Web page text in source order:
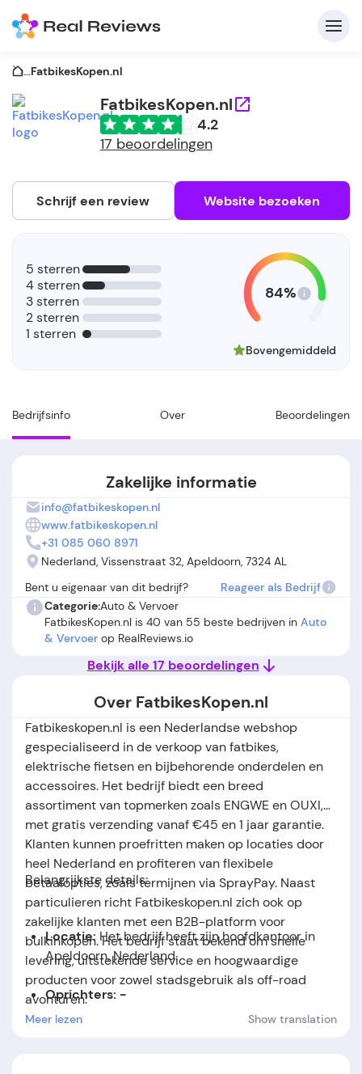
...FatbikesKopen.nl
FatbikesKopen.nl
4.2
17 beoordelingen
Schrijf een review Website bezoeken
Bedrijfsinfo Over Beoordelingen
5 sterren
4 sterren
3 sterren
2 sterren
1 sterren
84%
Bovengemiddeld
Zakelijke informatie
info@fatbikeskopen.nl
www.fatbikeskopen.nl
+31 085 060 8971
Nederland, Vissenstraat 32, Apeldoorn, 7324 AL
Bent u eigenaar van dit bedrijf?
Reageer als Bedrijf
Categorie:Auto & Vervoer
FatbikesKopen.nl is 40 van 55 beste bedrijven in Auto
& Vervoer op RealReviews.io
Bekijk alle 17 beoordelingen
Over FatbikesKopen.nl
Fatbikeskopen.nl is een Nederlandse webshop
gespecialiseerd in de verkoop van fatbikes,
elektrische fietsen en bijbehorende onderdelen en
accessoires. Het bedrijf biedt een breed
assortiment van topmerken zoals ENGWE en OUXI,
met gratis verzending vanaf €45 en 1 jaar garantie.
Klanten kunnen proefritten maken op locaties door
heel Nederland en profiteren van flexibele
betaalopties, zoals termijnen via SprayPay. Naast
particulieren richt Fatbikeskopen.nl zich ook op
zakelijke klanten met een B2B-platform voor
bulkinkopen. Het bedrijf staat bekend om snelle
levering, uitstekende service en hoogwaardige
producten voor zowel stadsgebruik als off-road
avonturen.
.
Belangrijkste details:
Locatie: Het bedrijf heeft zijn hoofdkantoor in
Apeldoorn, Nederland.
Oprichters: -
Meer lezen Show translation